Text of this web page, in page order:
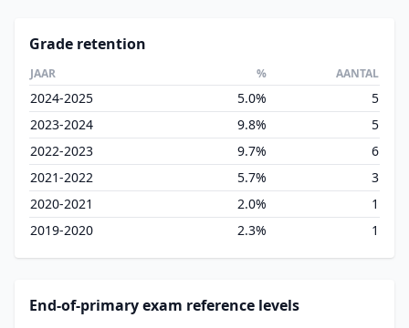
Grade retention
JAAR % AANTAL
2024-2025 5.0%
5
2023-2024
9.8%
5
2022-2023
9.7%
6
2021-2022
5.7%
3
2020-2021
2.0%
1
2019-2020
2.3% 1
End-of-primary exam reference levels